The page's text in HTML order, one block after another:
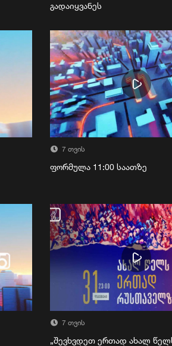
გადაიყვანეს
7 თვის
ფორმულა 11:00 საათზე
7 თვის
„შევხვდეთ ერთად ახალ